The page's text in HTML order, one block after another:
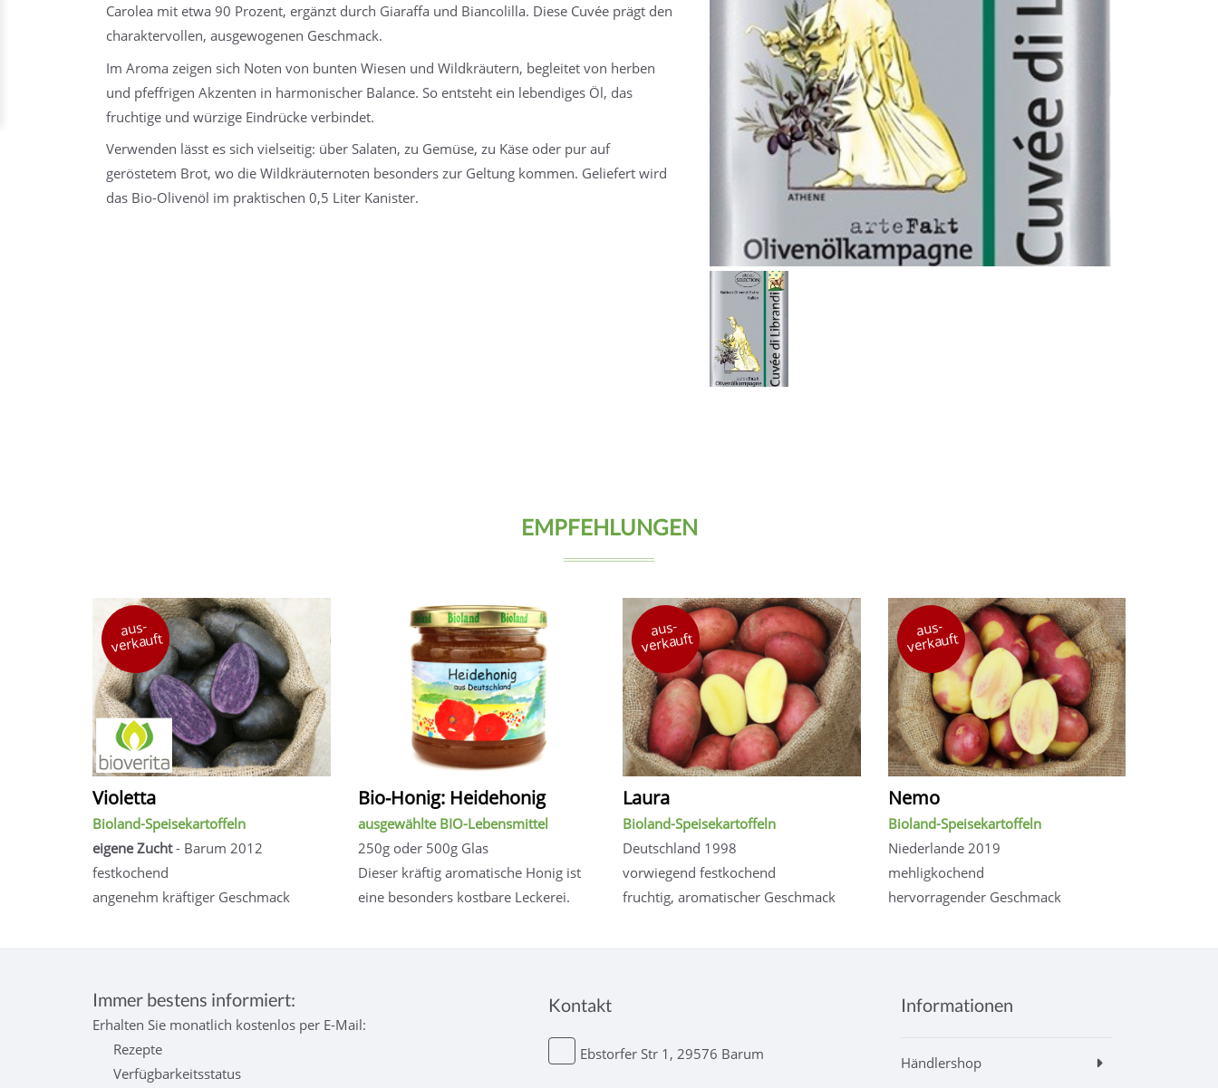
Carolea mit etwa 90 Prozent, ergänzt durch Giaraffa und Biancolilla. Diese Cuvée prägt den
charaktervollen, ausgewogenen Geschmack.
Im Aroma zeigen sich Noten von bunten Wiesen und Wildkräutern, begleitet von herben
und pfeffrigen Akzenten in harmonischer Balance. So entsteht ein lebendiges Öl, das
fruchtige und würzige Eindrücke verbindet.
Verwenden lässt es sich vielseitig: über Salaten, zu Gemüse, zu Käse oder pur auf
geröstetem Brot, wo die Wildkräuternoten besonders zur Geltung kommen. Geliefert wird
das Bio-Olivenöl im praktischen 0,5 Liter Kanister.
EMPFEHLUNGEN
aus-
verkauft
Violetta
Bioland-Speisekartoffeln
eigene Zucht- Barum 2012
festkochend
angenehm kräftiger Geschmack
Bio-Honig: Heidehonig
ausgewählte BIO-Lebensmittel
250g oder 500g Glas
Dieser kräftig aromatische Honig ist
eine besonders kostbare Leckerei.
aus-
verkauft
Laura
Bioland-Speisekartoffeln
Deutschland 1998
vorwiegend festkochend
fruchtig, aromatischer Geschmack
aus-
verkauft
Nemo
Bioland-Speisekartoffeln
Niederlande 2019
mehligkochend
hervorragender Geschmack
Immer bestens informiert:
Erhalten Sie monatlich kostenlos per E-Mail:
Rezepte
Verfügbarkeitsstatus
Kontakt
Ebstorfer Str 1, 29576 Barum
Informationen
Händlershop